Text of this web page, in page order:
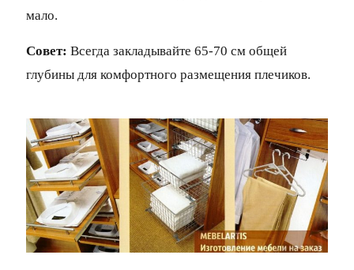
мало.
Совет: Всегда закладывайте 65-70 см общей
глубины для комфортного размещения плечиков.